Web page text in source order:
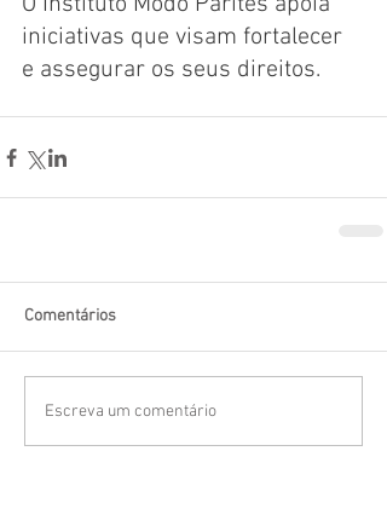
iniciativas que visam fortalecer
e assegurar os seus direitos.
Comentários
Escreva um comentário